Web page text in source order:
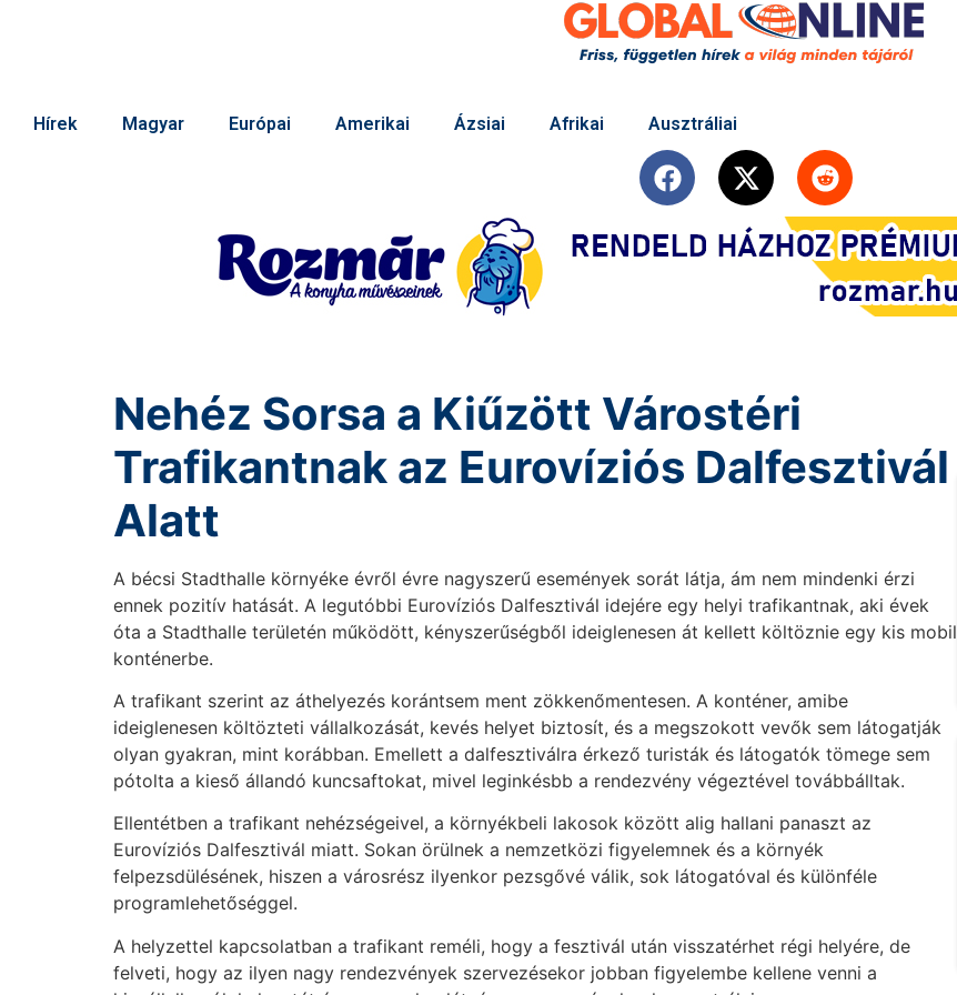
Hírek Magyar Európai Amerikai Ázsiai Afrikai Ausztráliai
Nehéz Sorsa a Kiűzött Várostéri
Trafikantnak az Eurovíziós Dalfesztivál
Alatt
A bécsi Stadthalle környéke évről évre nagyszerű események sorát látja, ám nem mindenki érzi
ennek pozitív hatását. A legutóbbi Eurovíziós Dalfesztivál idejére egy helyi trafikantnak, aki évek
óta a Stadthalle területén működött, kényszerűségből ideiglenesen át kellett költöznie egy kis mobil
konténerbe.
A trafikant szerint az áthelyezés korántsem ment zökkenőmentesen. A konténer, amibe
ideiglenesen költözteti vállalkozását, kevés helyet biztosít, és a megszokott vevők sem látogatják
olyan gyakran, mint korábban. Emellett a dalfesztiválra érkező turisták és látogatók tömege sem
pótolta a kieső állandó kuncsaftokat, mivel leginkésbb a rendezvény végeztével továbbálltak.
Ellentétben a trafikant nehézségeivel, a környékbeli lakosok között alig hallani panaszt az
Eurovíziós Dalfesztivál miatt. Sokan örülnek a nemzetközi figyelemnek és a környék
felpezsdülésének, hiszen a városrész ilyenkor pezsgővé válik, sok látogatóval és különféle
programlehetőséggel.
A helyzettel kapcsolatban a trafikant reméli, hogy a fesztivál után visszatérhet régi helyére, de
felveti, hogy az ilyen nagy rendezvények szervezésekor jobban figyelembe kellene venni a